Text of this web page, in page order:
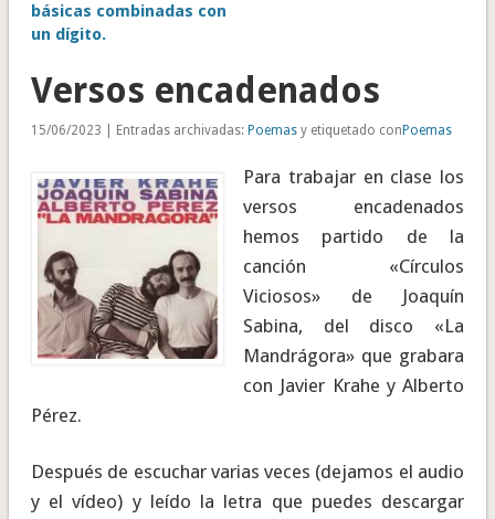
básicas combinadas con
un dígito.
Versos encadenados
15/06/2023 | Entradas archivadas: Poemasy etiquetado con Poemas
Para trabajar en clase los
versos encadenados
hemos partido de la
canción «Círculos
Viciosos» de Joaquín
Sabina, del disco «La
Mandrágora» que grabara
con Javier Krahe y Alberto
Pérez.
Después de escuchar varias veces (dejamos el audio
y el vídeo) y leído la letra que puedes descargar